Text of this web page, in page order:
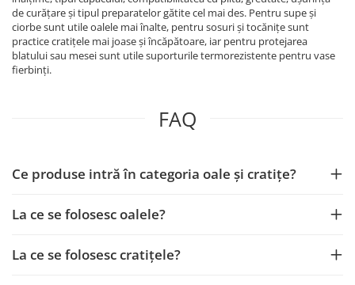
de curățare și tipul preparatelor gătite cel mai des. Pentru supe și
ciorbe sunt utile oalele mai înalte, pentru sosuri și tocănițe sunt
practice cratițele mai joase și încăpătoare, iar pentru protejarea
blatului sau mesei sunt utile suporturile termorezistente pentru vase
fierbinți.
FAQ
Ce produse intră în categoria oale și cratițe?
La ce se folosesc oalele?
La ce se folosesc cratițele?